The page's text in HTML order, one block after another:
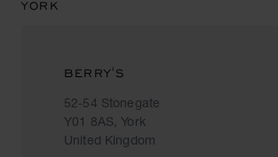
YORK
BERRY'S
52-54 Stonegate
Y01 8AS, York
United Kingdom